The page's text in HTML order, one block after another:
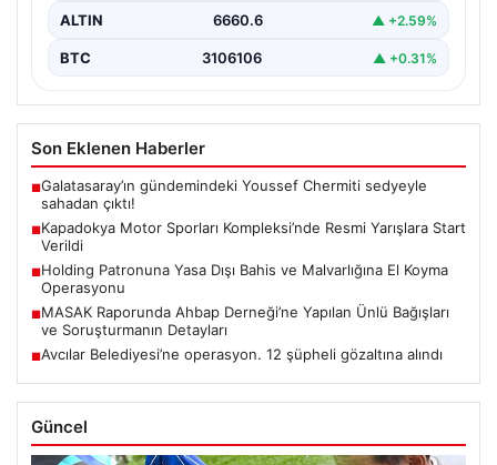
ALTIN 6660.6 ▲ +2.59%
BTC 3106106 ▲ +0.31%
Son Eklenen Haberler
■Galatasaray’ın gündemindeki Youssef Chermiti sedyeyle
sahadan çıktı!
■Kapadokya Motor Sporları Kompleksi’nde Resmi Yarışlara Start
Verildi
■Holding Patronuna Yasa Dışı Bahis ve Malvarlığına El Koyma
Operasyonu
■MASAK Raporunda Ahbap Derneği’ne Yapılan Ünlü Bağışları
ve Soruşturmanın Detayları
■Avcılar Belediyesi’ne operasyon. 12 şüpheli gözaltına alındı
Güncel